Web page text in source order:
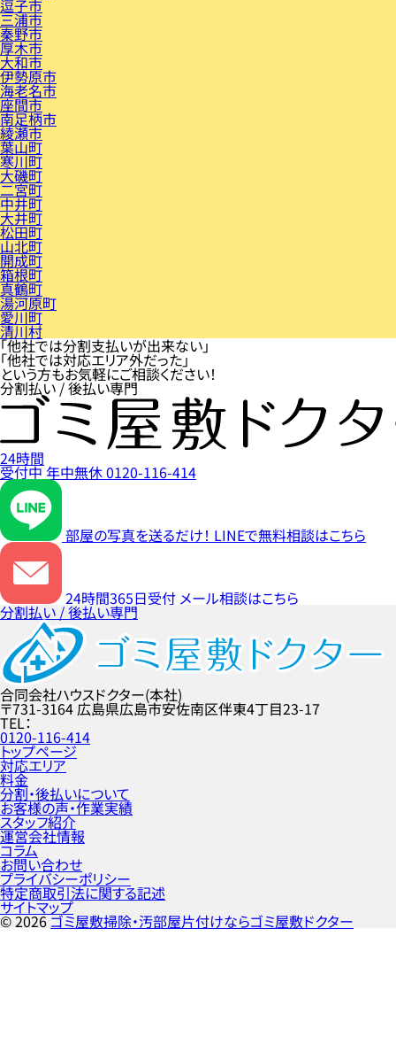
逗子市
三浦市
秦野市
厚木市
大和市
伊勢原市
海老名市
座間市
南足柄市
綾瀬市
葉山町
寒川町
大磯町
二宮町
中井町
大井町
松田町
山北町
開成町
箱根町
真鶴町
湯河原町
愛川町
清川村
「他社では分割支払いが出来ない」
「他社では対応エリア外だった」
という方もお気軽にご相談ください！
分割払い / 後払い専門
24時間
受付中年中無休0120-116-414
部屋の写真を送るだけ！ LINEで無料相談はこちら
24時間365日受付 メール相談はこちら
分割払い / 後払い専門
合同会社ハウスドクター(本社)
〒731-3164 広島県広島市安佐南区伴東4丁目23-17
TEL
0120-116-414
トップページ
対応エリア
料金
分割・後払いについて
お客様の声・作業実績
スタッフ紹介
運営会社情報
コラム
お問い合わせ
プライバシーポリシー
特定商取引法に関する記述
サイトマップ
©2026ゴミ屋敷掃除・汚部屋片付けならゴミ屋敷ドクター